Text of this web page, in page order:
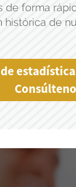
de forma
histórica de